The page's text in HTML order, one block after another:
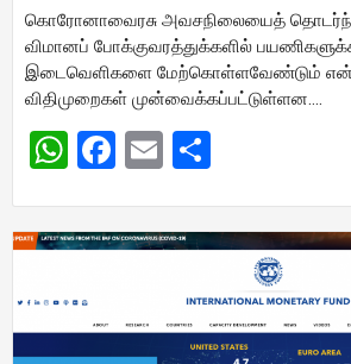
கொரோனாவைரசு அவசநிலையைத்
விமானப் போக்குவரத்துக்களில்
இடைவெளிகளை மேற்கொள்ளவேண்டும்
விதிமுறைகள் முன்வைக்கப்பட்டுள்ளன….
WhatsApp
Facebook
Email